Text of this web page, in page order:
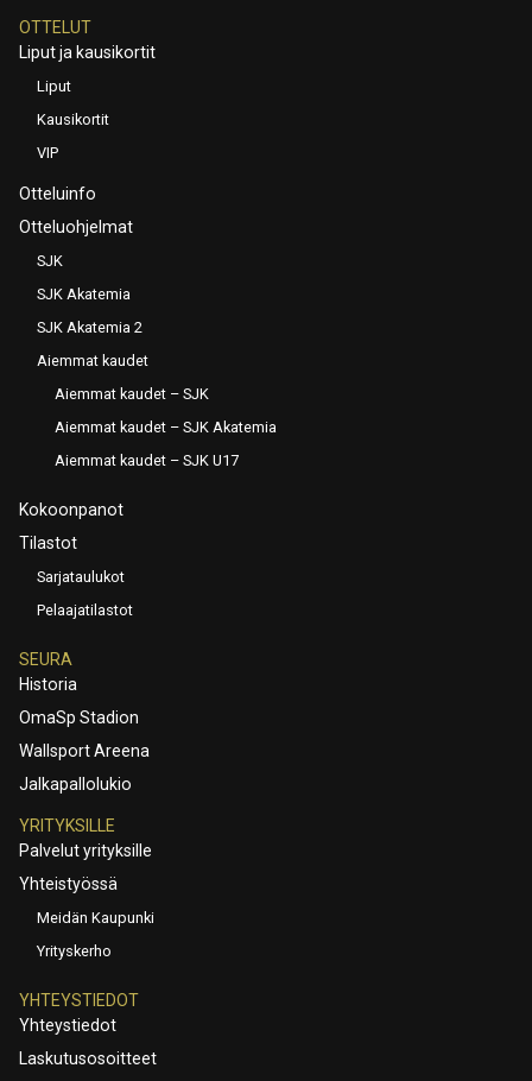
OTTELUT
Liput ja kausikortit
Liput
Kausikortit
VIP
Otteluinfo
Otteluohjelmat
SJK
SJK Akatemia
SJK Akatemia 2
Aiemmat kaudet
Aiemmat kaudet – SJK
Aiemmat kaudet – SJK Akatemia
Aiemmat kaudet – SJK U17
Kokoonpanot
Tilastot
Sarjataulukot
Pelaajatilastot
SEURA
Historia
OmaSp Stadion
Wallsport Areena
Jalkapallolukio
YRITYKSILLE
Palvelut yrityksille
Yhteistyössä
Meidän Kaupunki
Yrityskerho
YHTEYSTIEDOT
Yhteystiedot
Laskutusosoitteet